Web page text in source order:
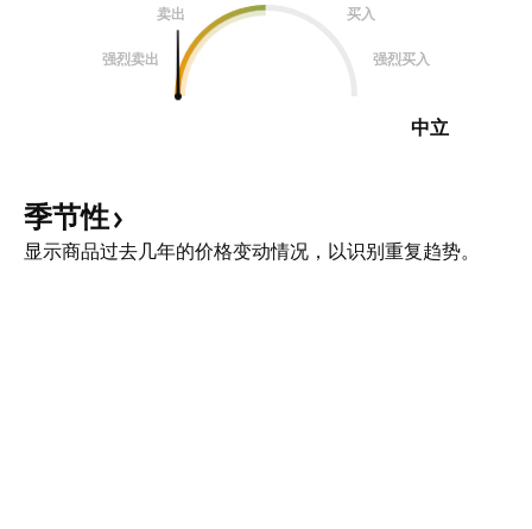
卖出
买入
强烈卖出 强烈买入
中立
季节性
显示商品过去几年的价格变动情况，以识别重复趋势。